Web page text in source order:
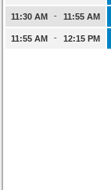
11:30 AM - 11:55 AM
11:55 AM - 12:15 PM